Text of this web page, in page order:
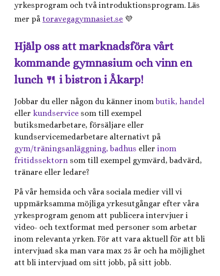
yrkesprogram och två introduktionsprogram. Läs
mer på toravegagymnasiet.se 💜
Hjälp oss att marknadsföra vårt
kommande gymnasium och vinn en
lunch 🍴 i bistron i Åkarp!
Jobbar du eller någon du känner inombutik, handel
eller kundservice som till exempel
butiksmedarbetare, försäljare eller
kundservicemedarbetare alternativt på
gym/träningsanläggning, badhus ellerinom
fritidssektorn som till exempel gymvärd, badvärd,
tränare eller ledare?
På vår hemsida och våra sociala medier vill vi
uppmärksamma möjliga yrkesutgångar efter våra
yrkesprogram genom att publicera intervjuer i
video- och textformat med personer som arbetar
inom relevanta yrken. För att vara aktuell för att bli
intervjuad ska man vara max 25 år och ha möjlighet
att bli intervjuad om sitt jobb, på sitt jobb.